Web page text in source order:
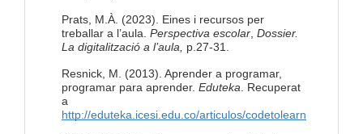
Prats, M.À. (2023). Eines i recursos per
treballar a l’aula. Perspectiva escolar Dossier.
La digitalització a l’aula, p.27-31.
Resnick, M. (2013). Aprender a programar,
programar para aprender. Eduteka . Recuperat
a
http://eduteka.icesi.edu.co/articulos/codetolearn